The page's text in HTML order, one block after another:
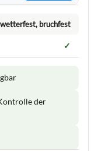
bruchfest
✓
der